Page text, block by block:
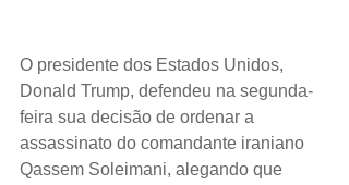
O presidente dos Estados Unidos,
Donald Trump, defendeu na segunda-
feira sua decisão de ordenar a
assassinato do comandante iraniano
Qassem Soleimani, alegando que